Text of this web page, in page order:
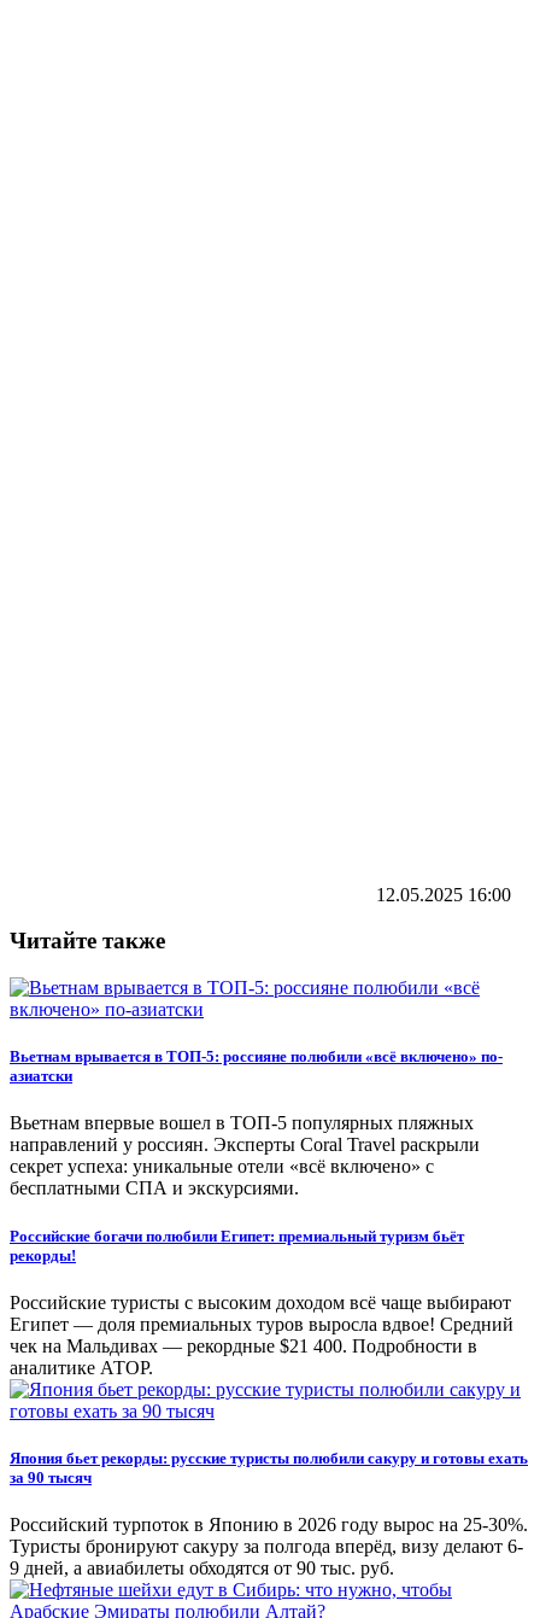
12.05.2025 16:00
Читайте также
Вьетнам врывается в ТОП-5: россияне полюбили «всё включено» по-
азиатски
Вьетнам впервые вошел в ТОП-5 популярных пляжных
направлений у россиян. Эксперты Coral Travel раскрыли
секрет успеха: уникальные отели «всё включено» с
бесплатными СПА и экскурсиями.
Российские богачи полюбили Египет: премиальный туризм бьёт
рекорды!
Российские туристы с высоким доходом всё чаще выбирают
Египет — доля премиальных туров выросла вдвое! Средний
чек на Мальдивах — рекордные $21 400. Подробности в
аналитике АТОР.
Япония бьет рекорды: русские туристы полюбили сакуру и готовы ехать
за 90 тысяч
Российский турпоток в Японию в 2026 году вырос на 25-30%.
Туристы бронируют сакуру за полгода вперёд, визу делают 6-
9 дней, а авиабилеты обходятся от 90 тыс. руб.